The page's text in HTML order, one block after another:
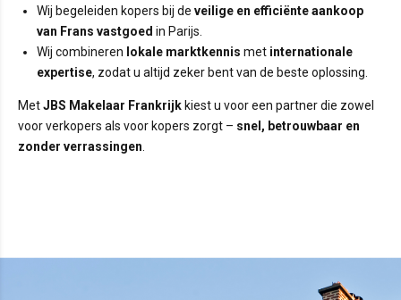
Wij begeleiden kopers bij de veilige en efficiënte aankoop
van Frans vastgoed in Parijs.
Wij combineren lokale marktkennis met internationale
expertise, zodat u altijd zeker bent van de beste oplossing.
MetJBS Makelaar Frankrijk kiest u voor een partner die zowel
voor verkopers als voor kopers zorgt – snel, betrouwbaar en
zonder verrassingen